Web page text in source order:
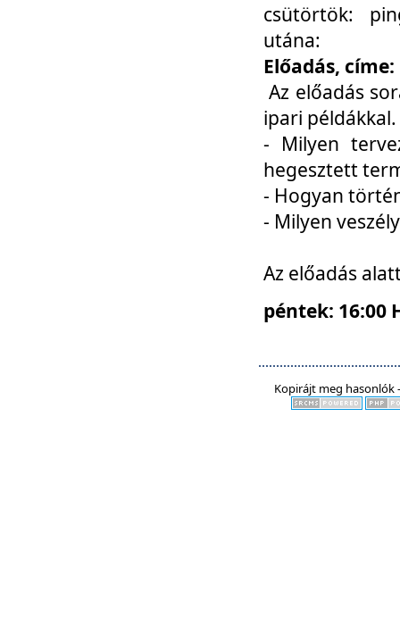
csütörtök:
utána:
Előadás,
Az előadás
ipari
- Milyen
hegesztett
- Hogyan
- Milyen
Az előadás
péntek: 16:00
Kopirájt meg hasonlók